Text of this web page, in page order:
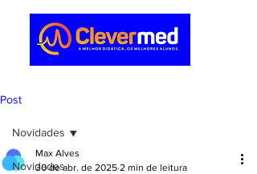
Post
Novidades
Novidades
Max Alves
30 de abr. de 2025 2 min de leitura